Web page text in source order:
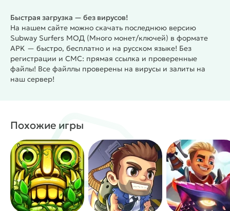
позволит вам купить все предметы и улучшения,
которые вы хотите. Улучшайте своего серфера,
покупайте новые доски и аксессуары, чтобы стать
еще быстрее и проворнее.
Режим Бога
Скорость
No Clip
Instant Change Line
Auto Reviver
Удвоить монеты
Монеты не подбираются
Камера следует за Вами
Остановить Камеру
Быстрая загрузка — без вирусов!
На нашем сайте можно скачать последнюю версию
Subway Surfers МОД (Много монет/ключей) в формате
APK — быстро, бесплатно и на русском языке! Без
регистрации и СМС: прямая ссылка и проверенные
файлы! Все файллы проверены на вирусы и залиты на
наш сервер!
Похожие игры